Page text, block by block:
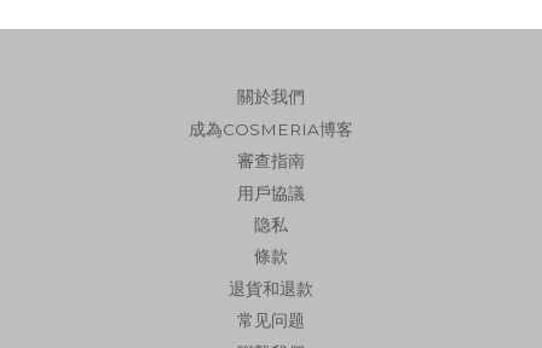
關於我們
成為COSMERIA博客
審查指南
用戶協議
隐私
條款
退貨和退款
常见问题